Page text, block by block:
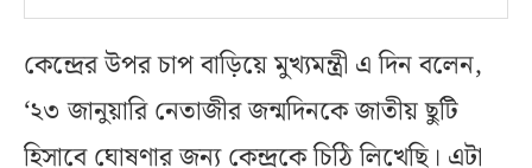
কেন্দ্রের উপর চাপ বাড়িয়ে মুখ্যমন্ত্রী এ দিন বলেন,
‘২৩ জানুয়ারি নেতাজীর জন্মদিনকে জাতীয় ছুটি
হিসাবে ঘোষণার জন্য কেন্দ্রকে চিঠি লিখেছি। এটা